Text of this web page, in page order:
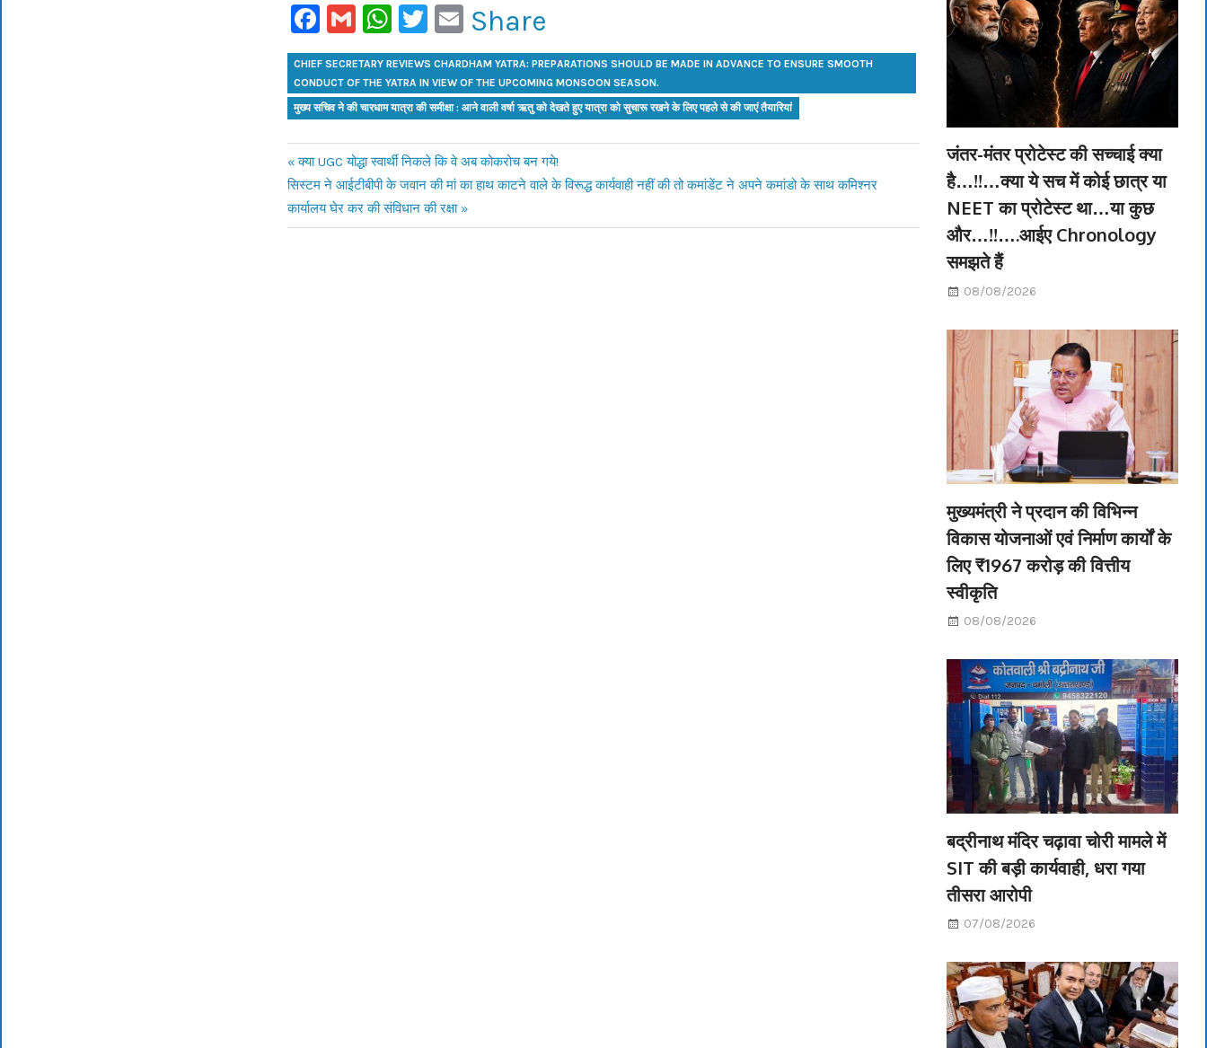
Facebook
GmailWhatsApp
Twitter
Email
Share
CHIEF SECRETARY REVIEWS CHARDHAM YATRA: PREPARATIONS SHOULD BE MADE IN ADVANCE TO ENSURE SMOOTH
CONDUCT OF THE YATRA IN VIEW OF THE UPCOMING MONSOON SEASON.
मुख्य सचिव ने की चारधाम यात्रा की समीक्षा : आने वाली वर्षा ऋतु को देखते हुए यात्रा को सुचारू रखने के लिए पहले से की जाएं तैयारियां
Post
navigation
Previous
Post:
क्या UGC योद्धा स्वार्थी निकले कि वे अब कोकरोच बन गये!
Next
Post:
सिस्टम ने आईटीबीपी के जवान की मां का हाथ काटने वाले के विरूद्ध कार्यवाही नहीं की तो कमांडेंट ने अपने कमांडो के साथ कमिश्नर
कार्यालय घेर कर की संविधान की रक्षा
जंतर-मंतर प्रोटेस्ट की सच्चाई क्या
है…!!…क्या ये सच में कोई छात्र या
NEET का प्रोटेस्ट था…या कुछ
और…!!….आईए Chronology
समझते हैं
08/08/2026
मुख्यमंत्री ने प्रदान की विभिन्न
विकास योजनाओं एवं निर्माण कार्यों के
लिए ₹1967 करोड़ की वित्तीय
स्वीकृति
08/08/2026
बद्रीनाथ मंदिर चढ़ावा चोरी मामले में
SIT की बड़ी कार्यवाही, धरा गया
तीसरा आरोपी
07/08/2026